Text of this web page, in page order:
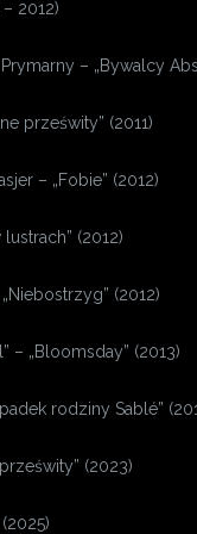
– 2012)
– „Bywalcy
prześwity” (2011)
– „Fobie” (2012)
(2012)
(2012)
– „Bloomsday” (2013)
rodziny Sablé”
(2023)